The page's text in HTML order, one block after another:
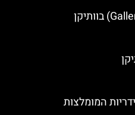
המומלצות